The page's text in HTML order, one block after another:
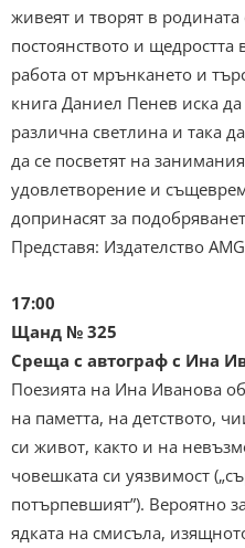
живеят и творят в
постоянството и
работа от мрънкането и
книга Даниел Пенев иска
различна светлина и така
да се посветят на
удовлетворение и
допринасят за
Представя: Издателство
17:00
Щанд № 325
Среща с автограф с Ина
Поезията на Ина Иванова
на паметта, на детството,
си живот, както и на
човешката си уязвимост
потърпевшият”). Вероятно
ядката на смисъла,